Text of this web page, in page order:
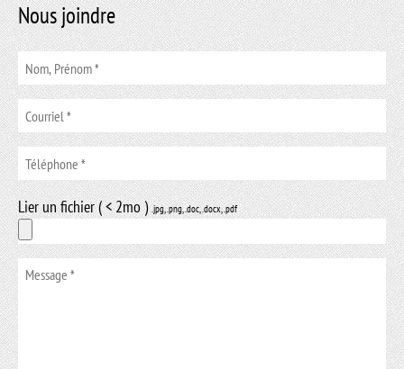
Nous joindre
Lier un fichier ( < 2mo ).jpg, .png, .doc, .docx, .pdf